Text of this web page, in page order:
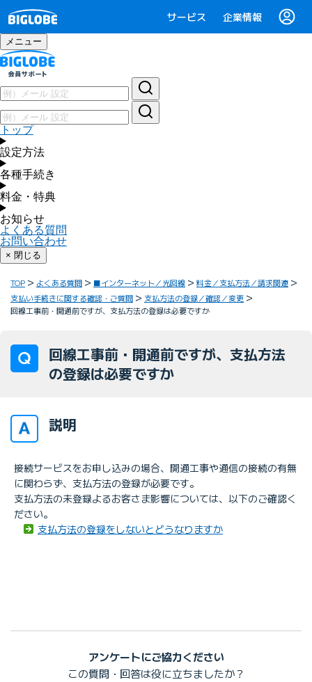
サービス 企業情報
メニュー
トップ
設定方法
各種手続き
料金・特典
お知らせ
よくある質問
お問い合わせ
× 閉じる
TOP よくある質問 ■インターネット／光回線
料金／支払方法／請求関連
支払い手続きに関する確認・ご質問
支払方法の登録／確認／変更
回線工事前・開通前ですが、支払方法の登録は必要ですか
回線工事前・開通前ですが、支払方法
の登録は必要ですか
説明
接続サービスをお申し込みの場合、開通工事や通信の接続の有無
に関わらず、支払方法の登録が必要です。
支払方法の未登録よるお客さま影響については、以下のご確認く
ださい。
支払方法の登録をしないとどうなりますか
アンケートにご協力ください
この質問・回答は役に立ちましたか？